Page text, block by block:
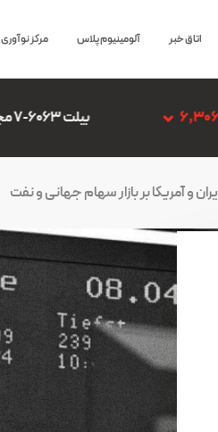
اتاق خبر آلومینیوم پلاس مرکز نوآوری
مجتمع صنایع آلومینیوم جنوب
و آمریکا بر بازار سهام جهانی و نفت